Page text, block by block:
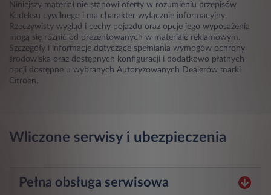
Niniejszy materiał nie stanowi oferty w rozumieniu przepisów
Kodeksu cywilnego i ma charakter wyłącznie informacyjny.
Rzeczywisty wygląd i cechy pojazdu oraz opcje jego wyposażenia
mogą się różnić od prezentowanych w materiale reklamowym.
Szczegóły i informacje dotyczące spełniania wymogów ochrony
środowiska oraz dostępnych konfiguracji i dodatkowo płatnych
opcji dostępne u wybranych Autoryzowanych Dealerów marki
Citroen.
Wliczone serwisy i ubezpieczenia
Pełna obsługa serwisowa